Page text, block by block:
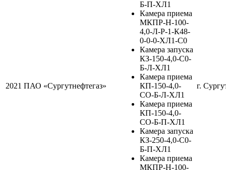
2021 ПАО «Сургутнефтегаз»
Б-П-ХЛ1
Камера приема
МКПР-Н-100-
4,0-Л-Р-1-К48-
0-0-0-ХЛ1-С0
Камера запуска
КЗ-150-4,0-С0-
Б-Л-ХЛ1
Камера приема
КП-150-4,0-
СО-Б-Л-ХЛ1
Камера приема
КП-150-4,0-
СО-Б-П-ХЛ1
Камера запуска
КЗ-250-4,0-С0-
Б-П-ХЛ1
Камера приема
МКПР-Н-100-
г.